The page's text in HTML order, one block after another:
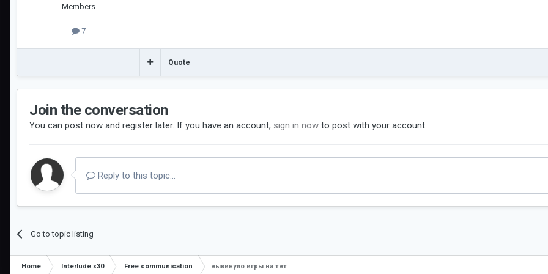
Members
7
Quote
Join the conversation
You can post now and register later. If you have an account, sign in now to post with your account.
Reply to this topic...
Go to topic listing
Home Interlude x30 Free communication выкинуло игры на твт